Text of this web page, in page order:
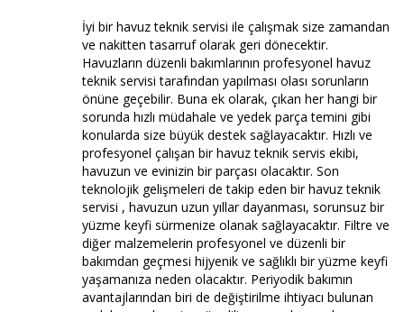
İyi bir havuz teknik servisi ile çalışmak size zamandan
ve nakitten tasarruf olarak geri dönecektir.
Havuzların düzenli bakımlarının profesyonel havuz
teknik servisi tarafından yapılması olası sorunların
önüne geçebilir. Buna ek olarak, çıkan her hangi bir
sorunda hızlı müdahale ve yedek parça temini gibi
konularda size büyük destek sağlayacaktır. Hızlı ve
profesyonel çalışan bir havuz teknik servis ekibi,
havuzun ve evinizin bir parçası olacaktır. Son
teknolojik gelişmeleri de takip eden bir havuz teknik
servisi , havuzun uzun yıllar dayanması, sorunsuz bir
yüzme keyfi sürmenize olanak sağlayacaktır. Filtre ve
diğer malzemelerin profesyonel ve düzenli bir
bakımdan geçmesi hijyenik ve sağlıklı bir yüzme keyfi
yaşamanıza neden olacaktır. Periyodik bakımın
avantajlarından biri de değiştirilme ihtiyacı bulunan